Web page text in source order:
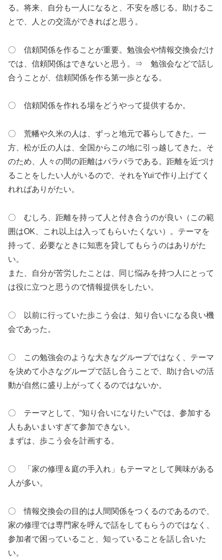
る。将来、自分も一人になると、不安を感じる。助けるこ
とで、人との交流ができればと思う。
〇 信頼関係を作ることが重要。勉強会や情報交換会だけ
では、信頼関係はできないと思う。⇒ 勉強会などで話し
合うことが、信頼関係を作る第一歩となる。
〇 信頼関係を作れる場をどうやって提供するか。
〇 荒幡や久米の人は、ずっと地元で暮らしてきた。一
方、松が丘の人は、全国からこの地に引っ越してきた。そ
のため、人々の間の距離はバラバラである。距離を近づけ
ることをしたい人がいるので、それをYuiで作り上げてく
れればありがたい。
〇 むしろ、距離を持って人と付き合うのが良い（この範
囲はOK、これ以上は入ってもらいたくない）。テーマを
持って、必要なときに知恵を貸してもらうのはありがた
い。
また、自分が苦労したことは、同じ悩みを持つ人にとって
は役に立つと思うので情報提供をしたい。
〇 以前に行っていた歩こう会は、知り合いになる良い機
会であった。
〇 この勉強会のような大きなグループではなく、テーマ
を決めて小さなグループで話し合うことで、助け合いの活
動が自然に盛り上がってくるのではないか。
〇 テーマとして、“知り合いになりたい”では、参加する
人もあいまいすぎて参加できない。
まずは、歩こう会を計画する。
〇 「家の修理＆庭の手入れ」もテーマとして興味がある
人が多い。
〇 情報交換会の目的は人間関係をつくるのであるので、
家の修理では専門家を呼んで話をしてもらうのではなく、
参加者で困っていること、知っていることを話し合いた
い。